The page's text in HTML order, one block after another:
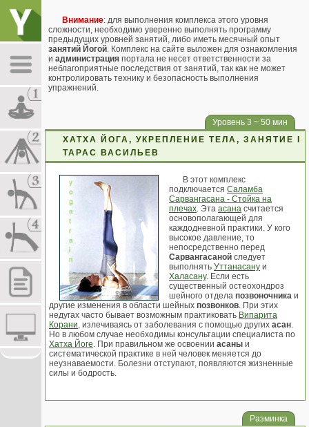
Внимание: для выполнения комплекса этого уровня
сложности, необходимо уверенно выполнять программу
предыдущих уровней занятий, либо иметь месячный опыт
занятий Йогой. Комплекс на сайте выложен для ознакомления
и администрация портала не несет ответственности за
неблагоприятные последствия от занятий, так как не может
контролировать технику и безопасность выполнения
упражнений.
Уровень 3 ~ 50 мин
ХАТХА ЙОГА, УКРЕПЛЕНИЕ ТЕЛА, ЗАНЯТИЕ I
ТАРАС ВАСИЛЬЕВ
В этот комплекс
подключается Саламба
Сарвангасана - Стойка на
плечах. Эта асана считается
основополагающей для
каждодневной практики. У кого
высокое давление, то
непосредственно перед
Сарвангасаной следует
выполнять Уттанасану и
Халасану. Если есть
существенный остеохондроз
шейного отдела позвоночника и
другие изменения в области шейных позвонков. При этих
недугах часто бывает возможным практиковать Випарита
Корани, излечиваясь от заболевания с помощью других асан.
Но в любом случае необходимы консультации специалиста по
Хатха Йоге. При правильном же освоении асаны и
систематической практике в ней человек меняется до
неузнаваемости. Болезни отступают, появляются жизненные
силы и бодрость.
Разминка